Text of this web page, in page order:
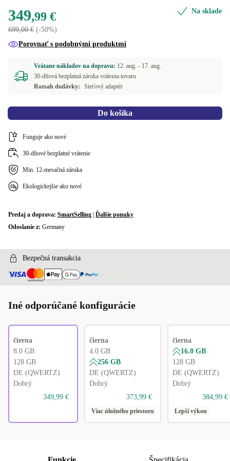
500 GB
ES (QWERTY) +85,00 €
FR (AZERTY)
NL (QWERTY)
PT (QWERTY) +85,00 €
SK (QWERTZ)
UK (QWERTY)
Dostupné v iných kombináciách
US (QWERTY)
ND (QWERTY)
Nová +27,00 €
349,99 €
699,00 € (-50%)
Na sklade
Porovnať s podobnými produktmi
Vrátane nákladov na dopravu: 12. aug. - 17. aug.
30-dňová bezplatná záruka vrátenia tovaru
Rozsah dodávky:
Sieťový adaptér
Do košíka
Funguje ako nové
30-dňové bezplatné vrátenie
Min. 12-mesačná záruka
Ekologickejšie ako nové
Predaj a doprava: SmartSelling Ďalšie ponuky
Odoslanie z: Germany
Bezpečná transakcia
Iné odporúčané konfigurácie
čierna
8.0 GB
128 GB
DE (QWERTZ)
Dobrý
349,99 €
čierna
4.0 GB
256 GB
DE (QWERTZ)
Dobrý
373,99 €
Viac úložného priestoru
čierna
16.0 GB
128 GB
DE (QWERTZ)
Dobrý
384,99 €
Lepší výkon